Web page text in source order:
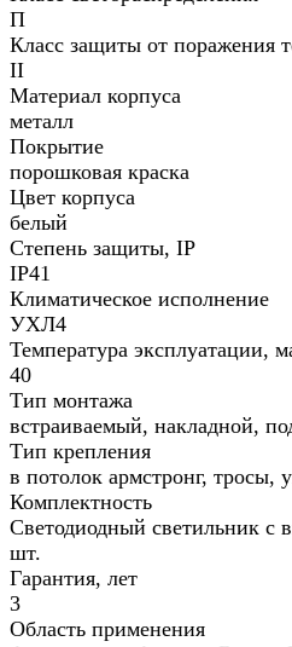
П
Класс защиты от поражения
II
Материал корпуса
металл
Покрытие
порошковая краска
Цвет корпуса
белый
Степень защиты, IP
IP41
Климатическое исполнение
УХЛ4
Температура эксплуатации,
40
Тип монтажа
встраиваемый, накладной,
Тип крепления
в потолок армстронг, тросы,
Комплектность
Светодиодный светильник с
шт.
Гарантия, лет
3
Область применения